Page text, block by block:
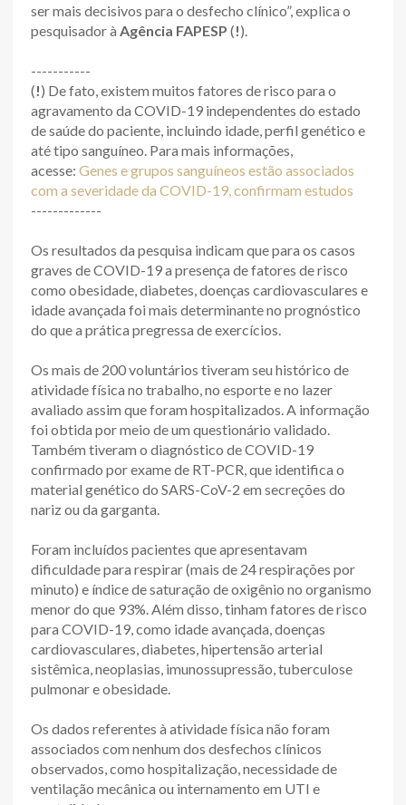
ser mais decisivos para o desfecho clínico”, explica o
pesquisador à Agência FAPESP (!).
-----------
(!) De fato, existem muitos fatores de risco para o
agravamento da COVID-19 independentes do estado
de saúde do paciente, incluindo idade, perfil genético e
até tipo sanguíneo. Para mais informações,
acesse: Genes e grupos sanguíneos estão associados
com a severidade da COVID-19, confirmam estudos
-------------
Os resultados da pesquisa indicam que para os casos
graves de COVID-19 a presença de fatores de risco
como obesidade, diabetes, doenças cardiovasculares e
idade avançada foi mais determinante no prognóstico
do que a prática pregressa de exercícios.
Os mais de 200 voluntários tiveram seu histórico de
atividade física no trabalho, no esporte e no lazer
avaliado assim que foram hospitalizados. A informação
foi obtida por meio de um questionário validado.
Também tiveram o diagnóstico de COVID-19
confirmado por exame de RT-PCR, que identifica o
material genético do SARS-CoV-2 em secreções do
nariz ou da garganta.
Foram incluídos pacientes que apresentavam
dificuldade para respirar (mais de 24 respirações por
minuto) e índice de saturação de oxigênio no organismo
menor do que 93%. Além disso, tinham fatores de risco
para COVID-19, como idade avançada, doenças
cardiovasculares, diabetes, hipertensão arterial
sistêmica, neoplasias, imunossupressão, tuberculose
pulmonar e obesidade.
Os dados referentes à atividade física não foram
associados com nenhum dos desfechos clínicos
observados, como hospitalização, necessidade de
ventilação mecânica ou internamento em UTI e